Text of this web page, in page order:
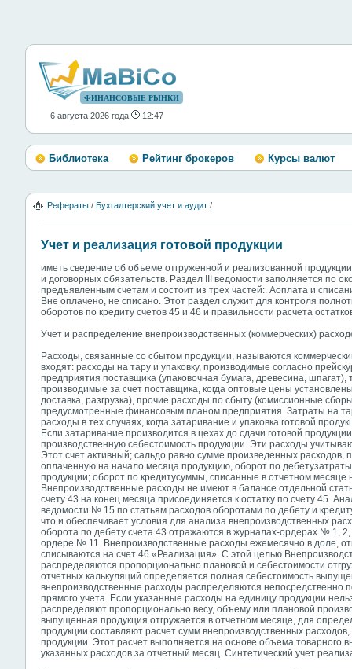
ФИНАНСОВЫЕ РЫНКИ
6 августа 2026 года 12:47
Библиотека Рейтинг брокеров Курсы валют
Рефераты / Бухгалтерский учет и аудит /
Учет и реализация готовой продукции
иметь сведение об объеме отгруженной и реализованной
и договорных обязательств. Раздел III ведомости заполняется по
предъявленным счетам и состоит из трех частей:. Аоплата и
Вне оплачено, не списано. Этот раздел служит для контроля
оборотов по кредиту счетов 45 и 46 и правильности расчета
Учет и распределение внепроизводственных (коммерческих)
Расходы, связанные со сбытом продукции, называются
входят: расходы на тару и упаковку, производимые согласно
предприятия поставщика (упаковочная бумага, древесина,
производимые за счет поставщика, когда оптовые цены
доставка, разгрузка), прочие расходы по сбыту (комиссионные
предусмотренные финансовым планом предприятия. Затраты на
расходы в тех случаях, когда затаривание и упаковка готовой
Если затаривание производится в цехах до сдачи готовой
производственную себестоимость продукции. Эти расходы
Этот счет активный; сальдо равно сумме произведенных расходов,
оплаченную на начало месяца продукцию, оборот по
продукции; оборот по кредитусуммы, списанные в отчетном
Внепроизводственные расходы не имеют в балансе отдельной
счету 43 на конец месяца присоединяется к остатку по счету 45.
ведомости № 15 по статьям расходов оборотами по дебету и
что и обеспечивает условия для анализа внепроизводственных
оборота по дебету счета 43 отражаются в журналах-ордерах № 1,
ордере № 11. Внепроизводственные расходы ежемесячно в доле,
списываются на счет 46 «Реализация». С этой целью
распределяются пропорционально плановой и себестоимости
отчетных калькуляций определяется полная себестоимость
внепроизводственные расходы распределяются непосредственно
прямого учета. Если указанные расходы на единицу продукции
распределяют пропорционально весу, объему или плановой
выпущенная продукция отгружается в отчетном месяце, для
продукции составляют расчет сумм внепроизводственных
продукции. Этот расчет выполняется на основе объема товарного
указанных расходов за отчетный месяц. Синтетический учет